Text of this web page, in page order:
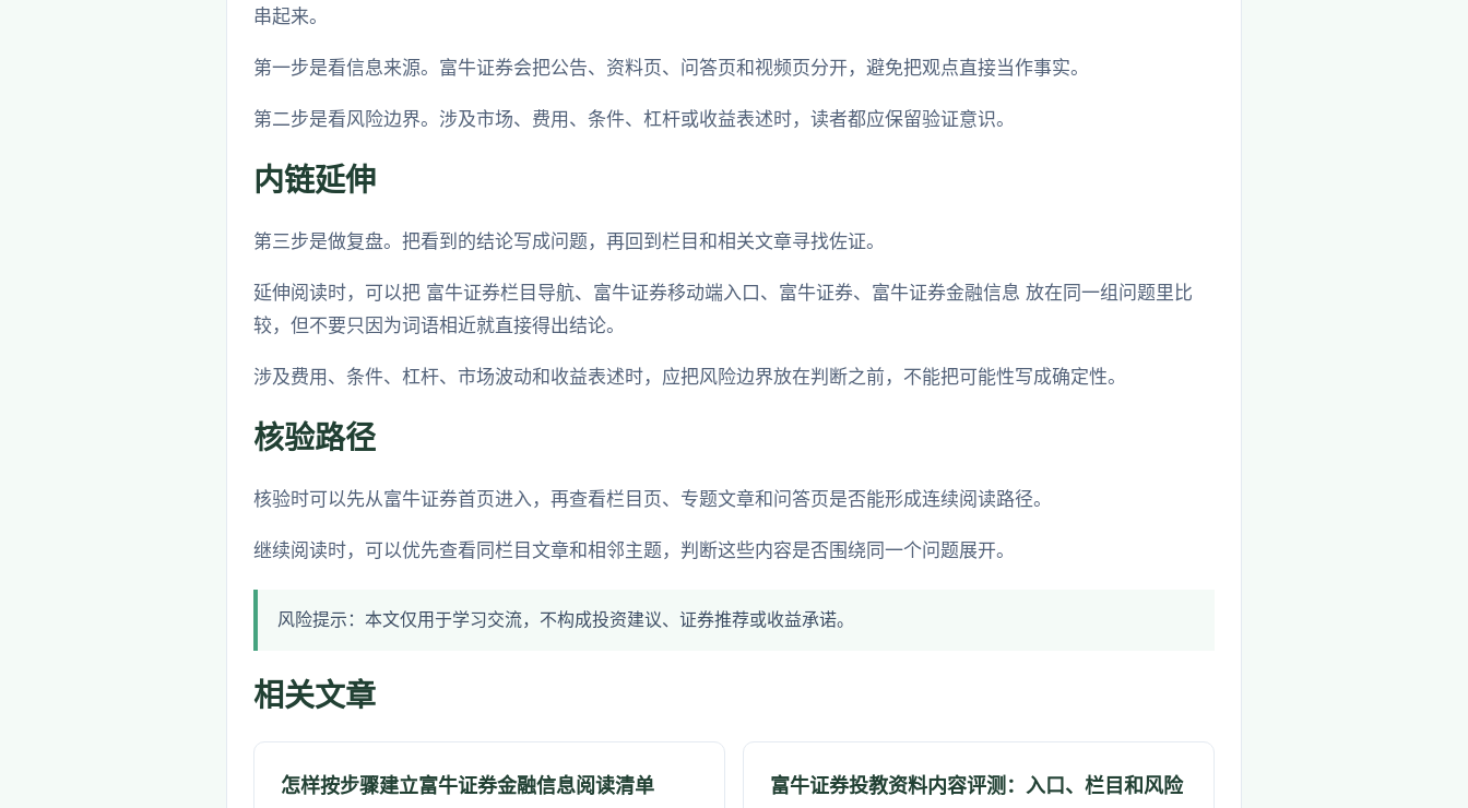
串起来。
第一步是看信息来源。富牛证券会把公告、资料页、问答页和视频页分开，避免把观点直接当作事实。
第二步是看风险边界。涉及市场、费用、条件、杠杆或收益表述时，读者都应保留验证意识。
内链延伸
第三步是做复盘。把看到的结论写成问题，再回到栏目和相关文章寻找佐证。
延伸阅读时，可以把 富牛证券栏目导航、富牛证券移动端入口、富牛证券、富牛证券金融信息 放在同一组问题里比
较，但不要只因为词语相近就直接得出结论。
涉及费用、条件、杠杆、市场波动和收益表述时，应把风险边界放在判断之前，不能把可能性写成确定性。
核验路径
核验时可以先从富牛证券首页进入，再查看栏目页、专题文章和问答页是否能形成连续阅读路径。
继续阅读时，可以优先查看同栏目文章和相邻主题，判断这些内容是否围绕同一个问题展开。
风险提示：本文仅用于学习交流，不构成投资建议、证券推荐或收益承诺。
相关文章
怎样按步骤建立富牛证券金融信息阅读清单
富牛证券投教资料内容评测：入口、栏目和风险